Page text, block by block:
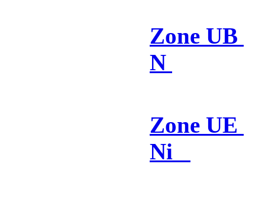
Zone UB
N
Zone UE
Ni